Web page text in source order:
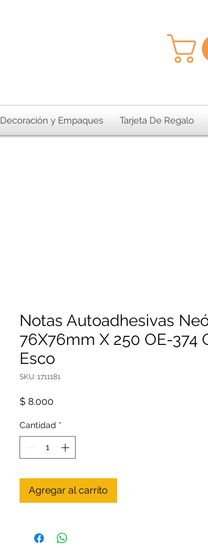
Decoración y Empaques Tarjeta De Regalo
Notas Autoadhesivas
76X76mm X 250 OE-374
Esco
SKU: 1711181
$ 8.000
Cantidad *
Agregar al carrito